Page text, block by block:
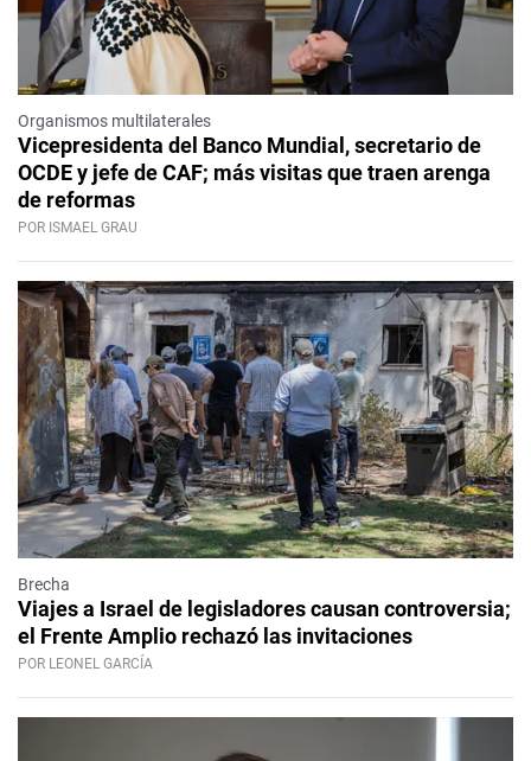
Organismos multilaterales
Vicepresidenta del Banco Mundial, secretario de
OCDE y jefe de CAF; más visitas que traen arenga
de reformas
POR ISMAEL GRAU
Brecha
Viajes a Israel de legisladores causan controversia;
el Frente Amplio rechazó las invitaciones
POR LEONEL GARCÍA